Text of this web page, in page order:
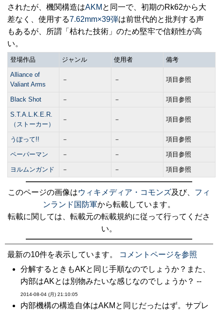
されたが、機関構造はAKM と同一で、初期のRk62から大
差なく、使用する7.62mm×39弾は前世代的と批判する声
もあるが、所謂「枯れた技術」のため堅牢で信頼性が高
い。
登場作品 ジャンル 使用者 備考
Alliance of
Valiant Arms
－ － 項目参照
Black Shot － － 項目参照
S.T.A.L.K.E.R.
（ストーカー）
－ － 項目参照
うぽって!! － － 項目参照
ペーパーマン － － 項目参照
ヨルムンガンド － － 項目参照
このページの画像はウィキメディア・コモンズ及び、 フィ
ンランド国防軍から転載しています。
転載に関しては、転載元の転載規約に従って行ってくださ
い。
最新の10件を表示しています。
コメントページを参照
分解するときもAKと同じ手順なのでしょうか？また、
内部はAKとは別物みたいな感じなのでしょうか？ --
2014-08-04 (月) 21:10:05
内部機構の構造自体はAKMと同じだったはず。サプレ